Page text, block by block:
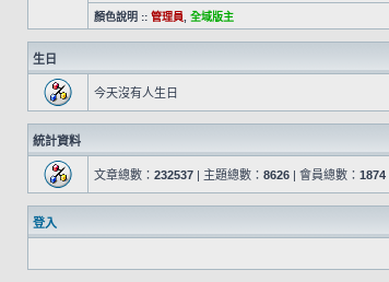
顏色說明 :: 管理員 全域版主
生日
今天沒有人生日
統計資料
文章總數： 232537 | 主題總數： 8626 | 會員總數： 1874
登入